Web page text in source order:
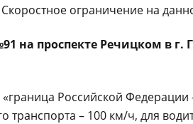
Скоростное ограничение на
на проспекте Речицком в г.
Российской
транспорта – 100 км/ч, для